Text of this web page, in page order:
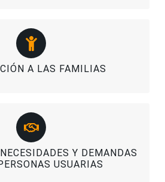
A LAS FAMILIAS
Y DEMANDAS
USUARIAS